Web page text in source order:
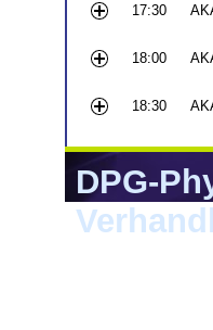
17:30
18:00
18:30
DPG-